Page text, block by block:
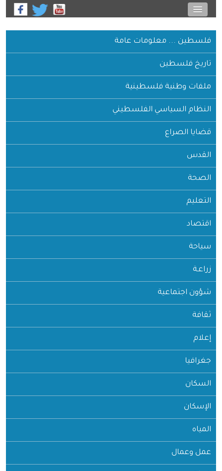
فلسطين ... معلومات عامة
تاريخ فلسطين
ملفات وطنية فلسطينية
النظام السياسي الفلسطيني
قضايا الصراع
القدس
الصحة
التعليم
اقتصاد
سياحة
زراعـة
شؤون اجتماعية
ثقافة
إعلام
جغرافيا
السكان
الإسكان
المياه
عمل وعمال